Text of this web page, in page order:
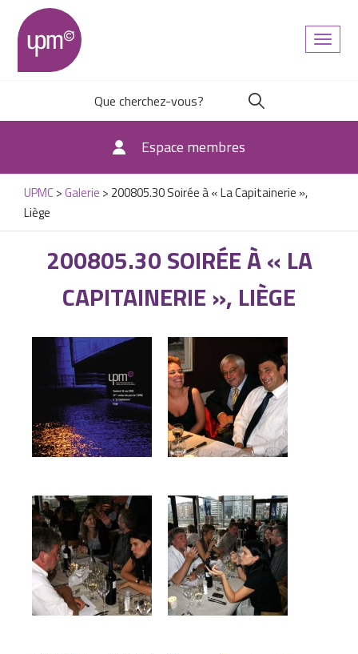
Espace membres
UPMC>Galerie > 200805.30 Soirée à « La Capitainerie »,
Liège
200805.30 SOIRÉE À « LA
CAPITAINERIE », LIÈGE